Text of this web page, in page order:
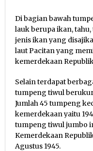
Di bagian bawah
lauk berupa ikan,
jenis ikan yang
laut Pacitan yang
kemerdekaan
Selain terdapat
tumpeng tiwul
Jumlah 45 tumpeng
kemerdekaan yaitu
tumpeng tiwul jumbo
Kemerdekaan
Agustus 1945.